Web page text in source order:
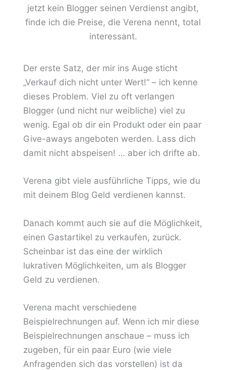
jetzt kein Blogger seinen Verdienst angibt,
finde ich die Preise, die Verena nennt, total
interessant.
Der erste Satz, der mir ins Auge sticht
„Verkauf dich nicht unter Wert!“ – ich kenne
dieses Problem. Viel zu oft verlangen
Blogger (und nicht nur weibliche) viel zu
wenig. Egal ob dir ein Produkt oder ein paar
Give-aways angeboten werden. Lass dich
damit nicht abspeisen! … aber ich drifte ab.
Verena gibt viele ausführliche Tipps, wie du
mit deinem Blog Geld verdienen kannst.
Danach kommt auch sie auf die Möglichkeit,
einen Gastartikel zu verkaufen, zurück.
Scheinbar ist das eine der wirklich
lukrativen Möglichkeiten, um als Blogger
Geld zu verdienen.
Verena macht verschiedene
Beispielrechnungen auf. Wenn ich mir diese
Beispielrechnungen anschaue – muss ich
zugeben, für ein paar Euro (wie viele
Anfragenden sich das vorstellen) ist da